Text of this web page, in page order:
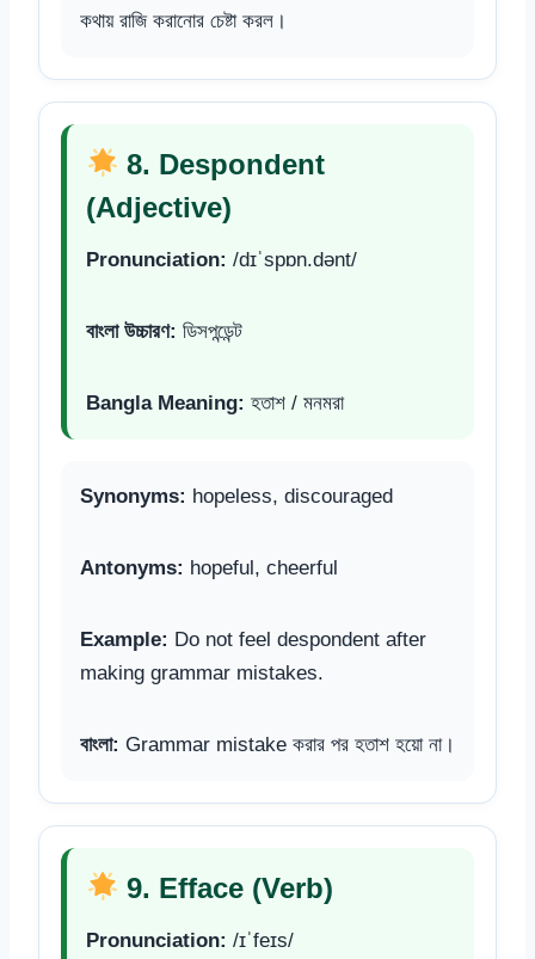
কথায় রাজি করানোর চেষ্টা করল।
8. Despondent
(Adjective)
Pronunciation: /dɪˈspɒn.dənt/
বাংলা উচ্চারণ: ডিসপন্ডেন্ট
Bangla Meaning: হতাশ / মনমরা
Synonyms: hopeless, discouraged
Antonyms: hopeful, cheerful
Example: Do not feel despondent after
making grammar mistakes.
বাংলা: Grammar mistake করার পর হতাশ হয়ো না।
9. Efface (Verb)
Pronunciation: /ɪˈfeɪs/